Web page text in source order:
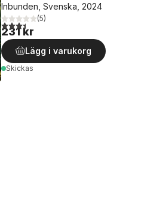
Inbunden, Svenska, 2024
3,4utav 5 stjärnor. Totalt antal röster:
(5)
231 kr
Lägg i varukorg
Skickas